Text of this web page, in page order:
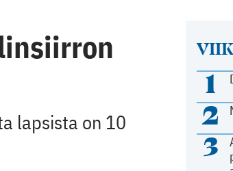
1
2
3
lapsista on 10